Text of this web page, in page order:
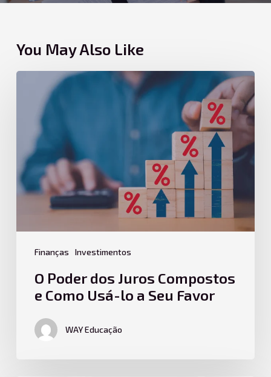
You May Also Like
Finanças Investimentos
O
Juros
Compostos
Como
Usá-
lo
O Poder dos Juros Compostos
e Como Usá-lo a Seu Favor
WAY Educação